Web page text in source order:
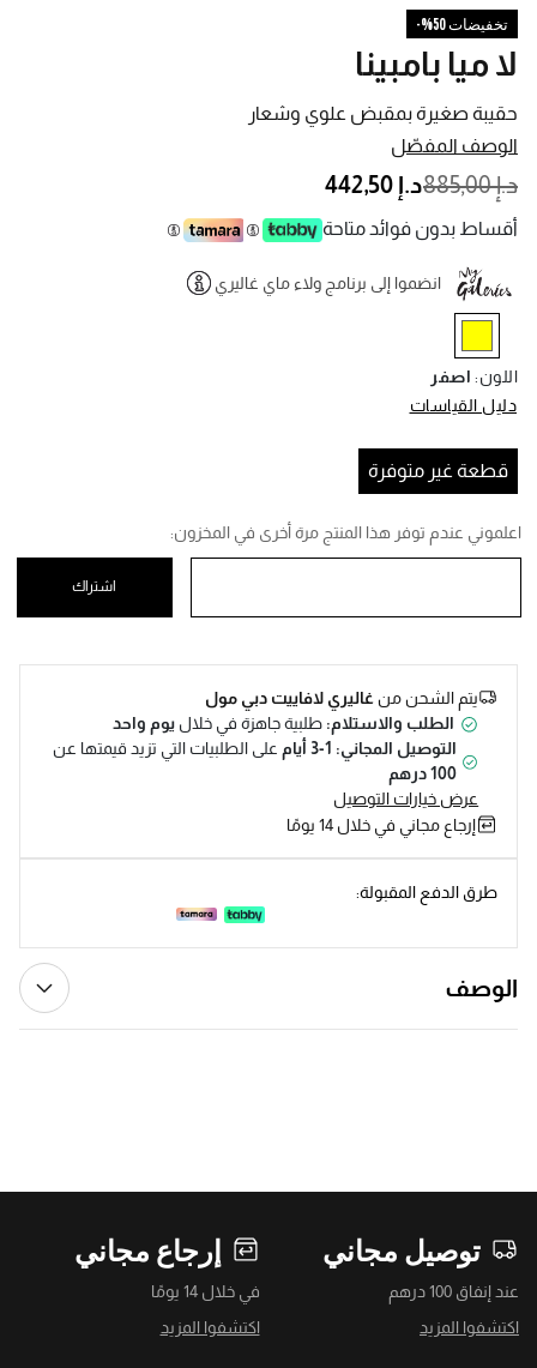
تخفيضات 50%-
حقيبة صغيرة بمقبض علوي وشعار
لا ميا بامبينا
الوصف المفصّل
PRICE REDUCED FROM
د.إ 885,00 TO
د.إ 442,50
أقساط بدون فوائد متاحة
انضموا إلى برنامج ولاء ماي غاليري
selectedاللون: اصفر
دليل القياسات
قطعة غير متوفرة
اعلموني عندم توفر هذا المنتج مرة أخرى في المخزون:
اشتراك
يتم الشحن منغاليري لافاييت دبي مول
الطلب والاستلام: طلبية جاهزة في خلال يوم واحد
التوصيل المجاني: 1-3 أيام
على الطلبيات التي تزيد قيمتها عن
100 درهم
عرض خيارات التوصيل
إرجاع مجاني في خلال 14 يومًا
طرق الدفع المقبولة:
الوصف
توصيل مجاني
عند إنفاق 100 درهم
اكتشفوا المزيد
إرجاع مجاني
في خلال 14 يومًا
اكتشفوا المزيد